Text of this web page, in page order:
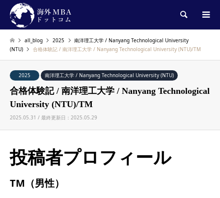
検索
all_blog 2025
南洋理工大学 / Nanyang Technological University
(NTU)
合格体験記 / 南洋理工大学 / Nanyang Technological University (NTU)/TM
2025 南洋理工大学 / Nanyang Technological University (NTU)
合格体験記 / 南洋理工大学 / Nanyang Technological
University (NTU)/TM
2025.05.31 / 最終更新日：2025.05.29
投稿者プロフィール
TM（男性）